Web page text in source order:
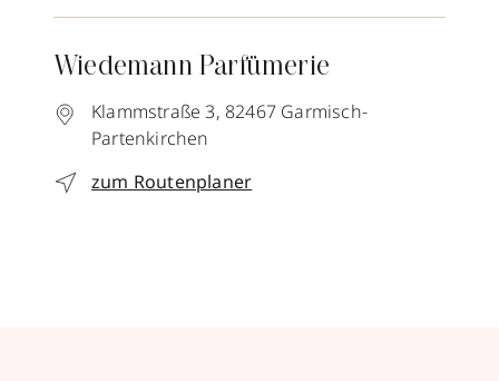
Wiedemann Parfümerie
Klammstraße 3, 82467 Garmisch-
Partenkirchen
zum Routenplaner